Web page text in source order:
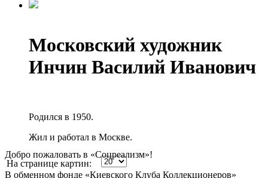
Московский художник
Инчин Василий Иванович
Родился в 1950.
Жил и работал в Москве.
На странице картин:
Добро пожаловать в «Соцреализм»!
В обменном фонде «Киевского Клуба Коллекционеров»